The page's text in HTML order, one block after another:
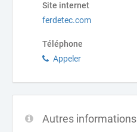
Site internet
ferdetec.com
Téléphone
Appeler
Autres informations